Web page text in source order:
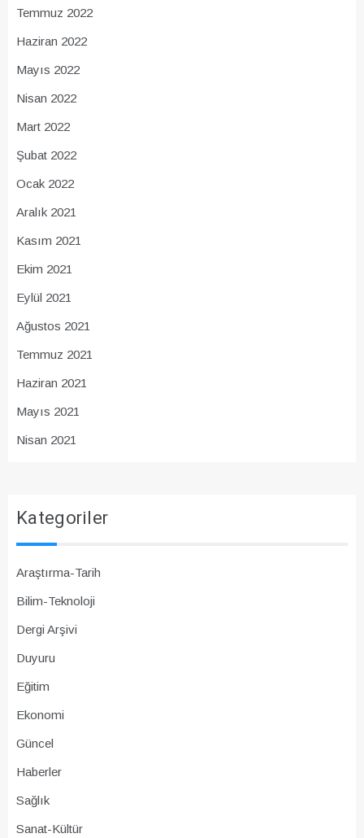
Temmuz 2022
Haziran 2022
Mayıs 2022
Nisan 2022
Mart 2022
Şubat 2022
Ocak 2022
Aralık 2021
Kasım 2021
Ekim 2021
Eylül 2021
Ağustos 2021
Temmuz 2021
Haziran 2021
Mayıs 2021
Nisan 2021
Kategoriler
Araştırma-Tarih
Bilim-Teknoloji
Dergi Arşivi
Duyuru
Eğitim
Ekonomi
Güncel
Haberler
Sağlık
Sanat-Kültür